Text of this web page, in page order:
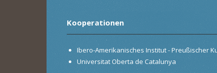
Kooperationen
Ibero-Amerikanisches Institut - Preußischer
Universitat Oberta de Catalunya